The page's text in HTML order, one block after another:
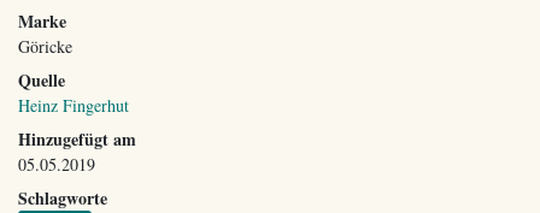
Marke
Göricke
Quelle
Heinz Fingerhut
Hinzugefügt am
05.05.2019
Schlagworte